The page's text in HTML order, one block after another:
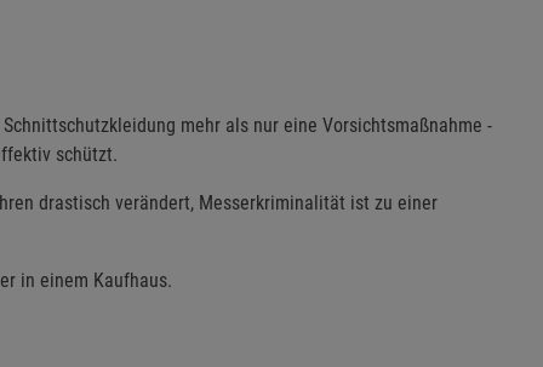
mehr als nur eine Vorsichtsmaßnahme -
schützt.
drastisch verändert, Messerkriminalität ist zu einer
in einem Kaufhaus.